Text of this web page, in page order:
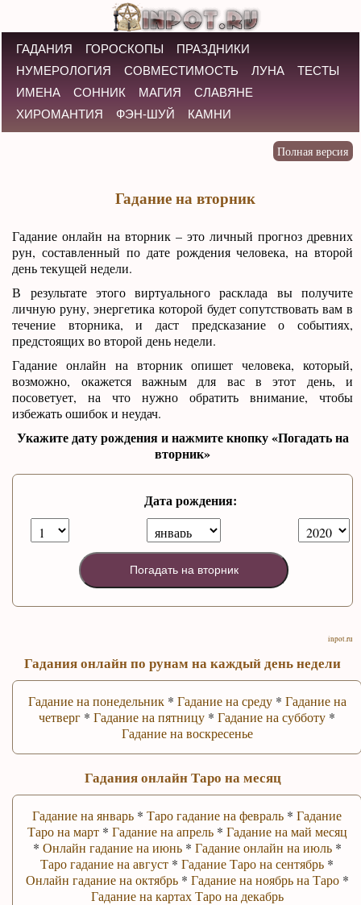
ГАДАНИЯ ГОРОСКОПЫ
ПРАЗДНИКИ
НУМЕРОЛОГИЯ
СОВМЕСТИМОСТЬ ЛУНА
ТЕСТЫ
ИМЕНА
СОННИК МАГИЯ
СЛАВЯНЕ
ХИРОМАНТИЯ
ФЭН-ШУЙ КАМНИ
Гадание на вторник
Гадание онлайн на вторник – это личный прогноз древних
рун, составленный по дате рождения человека, на второй
день текущей недели.
В результате этого виртуального расклада вы получите
личную руну, энергетика которой будет сопутствовать вам в
течение вторника, и даст предсказание о событиях,
предстоящих во второй день недели.
Гадание онлайн на вторник опишет человека, который,
возможно, окажется важным для вас в этот день, и
посоветует, на что нужно обратить внимание, чтобы
избежать ошибок и неудач.
Укажите дату рождения и нажмите кнопку «Погадать на
вторник»
Дата рождения:
Погадать на вторник
inpot.ru
Гадания онлайн по рунам на каждый день недели
Гадание на понедельник* Гадание на среду* Гадание на
четверг *Гадание на пятницу *Гадание на субботу *
Гадание на воскресенье
Гадания онлайн Таро на месяц
Гадание на январь *Таро гадание на февраль *Гадание
Таро на март* Гадание на апрель* Гадание на май месяц
* Онлайн гадание на июнь* Гадание онлайн на июль*
Таро гадание на август *Гадание Таро на сентябрь *
Онлайн гадание на октябрь* Гадание на ноябрь на Таро*
Гадание на картах Таро на декабрь